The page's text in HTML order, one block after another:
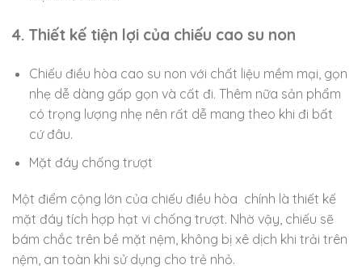
4. Thiết kế tiện lợi của chiếu cao su non
Chiếu điều hòa cao su non với chất liệu mềm mại, gọn
nhẹ dễ dàng gấp gọn và cất đi. Thêm nữa sản phẩm
có trọng lượng nhẹ nên rất dễ mang theo khi đi bất
cứ đâu.
Mặt đáy chống trượt
Một điểm cộng lớn của chiếu điều hòa chính là thiết kế
mặt đáy tích hợp hạt vi chống trượt. Nhờ vậy, chiếu sẽ
bám chắc trên bề mặt nệm, không bị xê dịch khi trải trên
nệm, an toàn khi sử dụng cho trẻ nhỏ.